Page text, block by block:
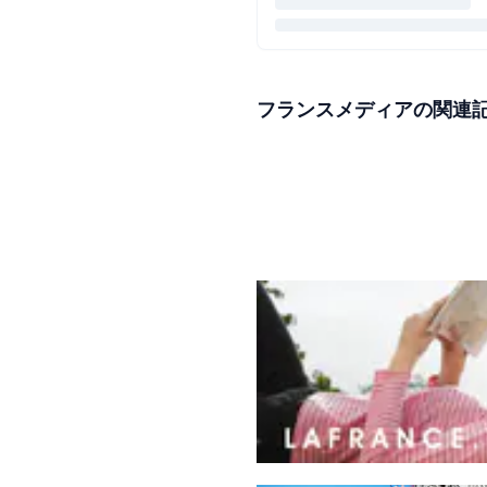
フランスメディアの関連